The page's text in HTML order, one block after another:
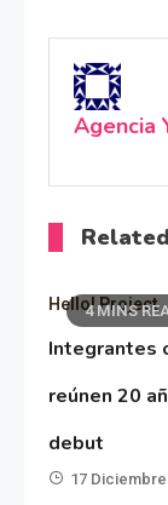
Agencia
4 MINS
Hello! Project
Integrantes
reúnen 20
debut
17